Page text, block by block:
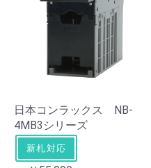
日本コンラックス NB-
4MB3シリーズ
新札対応